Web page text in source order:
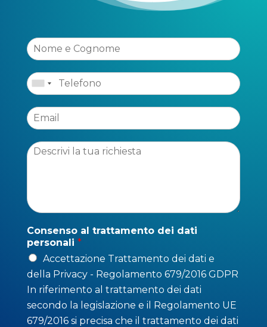
Consenso al trattamento dei dati
personali *
Accettazione Trattamento dei dati e
della Privacy - Regolamento 679/2016 GDPR
In riferimento al trattamento dei dati
secondo la legislazione e il Regolamento UE
679/2016 si precisa che il trattamento dei dati